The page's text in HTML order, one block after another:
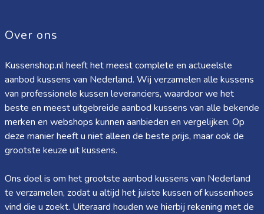
Over ons
Kussenshop.nl heeft het meest complete en actueelste
aanbod kussens van Nederland. Wij verzamelen alle kussens
van professionele kussen leveranciers, waardoor we het
beste en meest uitgebreide aanbod kussens van alle bekende
merken en webshops kunnen aanbieden en vergelijken. Op
deze manier heeft u niet alleen de beste prijs, maar ook de
grootste keuze uit kussens.
Ons doel is om het grootste aanbod kussens van Nederland
te verzamelen, zodat u altijd het juiste kussen of kussenhoes
vind die u zoekt. Uiteraard houden we hierbij rekening met de